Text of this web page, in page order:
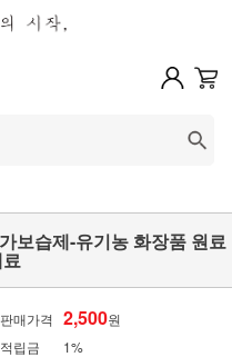
보습제-유기농 화장품 원료
판매가격 2,500원
적립금
1%